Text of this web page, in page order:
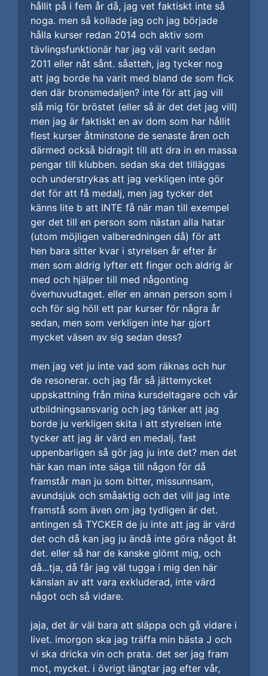
hållit på i fem år då, jag vet faktiskt inte så
noga. men så kollade jag och jag började
hålla kurser redan 2014 och aktiv som
tävlingsfunktionär har jag väl varit sedan
2011 eller nåt sånt. såatteh, jag tycker nog
att jag borde ha varit med bland de som fick
den där bronsmedaljen? inte för att jag vill
slå mig för bröstet (eller så är det det jag vill)
men jag är faktiskt en av dom som har hållit
flest kurser åtminstone de senaste åren och
därmed också bidragit till att dra in en massa
pengar till klubben. sedan ska det tilläggas
och understrykas att jag verkligen inte gör
det för att få medalj, men jag tycker det
känns lite b att INTE få när man till exempel
ger det till en person som nästan alla hatar
(utom möjligen valberedningen då) för att
hen bara sitter kvar i styrelsen år efter år
men som aldrig lyfter ett finger och aldrig är
med och hjälper till med någonting
överhuvudtaget. eller en annan person som i
och för sig höll ett par kurser för några år
sedan, men som verkligen inte har gjort
mycket väsen av sig sedan dess?
men jag vet ju inte vad som räknas och hur
de resonerar. och jag får så jättemycket
uppskattning från mina kursdeltagare och vår
utbildningsansvarig och jag tänker att jag
borde ju verkligen skita i att styrelsen inte
tycker att jag är värd en medalj. fast
uppenbarligen så gör jag ju inte det? men det
här kan man inte säga till någon för då
framstår man ju som bitter, missunnsam,
avundsjuk och småaktig och det vill jag inte
framstå som även om jag tydligen är det.
antingen så TYCKER de ju inte att jag är värd
det och då kan jag ju ändå inte göra något åt
det. eller så har de kanske glömt mig, och
då...tja, då får jag väl tugga i mig den här
känslan av att vara exkluderad, inte värd
något och så vidare.
jaja, det är väl bara att släppa och gå vidare i
livet. imorgon ska jag träffa min bästa J och
vi ska dricka vin och prata. det ser jag fram
mot, mycket. i övrigt längtar jag efter vår,